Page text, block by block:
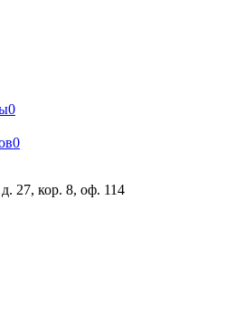
0
0
27, кор. 8, оф. 114